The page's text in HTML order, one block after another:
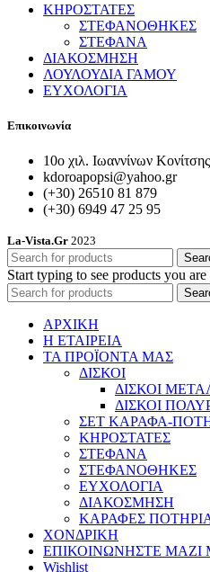
ΚΗΡΟΣΤΑΤΕΣ
ΣΤΕΦΑΝΟΘΗΚΕΣ
ΣΤΕΦΑΝΑ
ΔΙΑΚΟΣΜΗΣΗ
ΛΟΥΛΟΥΔΙΑ ΓΑΜΟΥ
ΕΥΧΟΛΟΓΙΑ
Επικοινωνία
10ο χιλ. Ιωαννίνων Κονίτσης
kdoroapopsi@yahoo.gr
(+30) 26510 81 879
(+30) 6949 47 25 95
La-Vista.Gr 2023
Start typing to see products you
ΑΡΧΙΚΗ
Η ΕΤΑΙΡΕΙΑ
ΤΑ ΠΡΟΪΟΝΤΑ ΜΑΣ
ΔΙΣΚΟΙ
ΔΙΣΚΟΙ
ΔΙΣΚΟΙ
ΣΕΤ ΚΑΡΑΦΑ-
ΚΗΡΟΣΤΑΤΕΣ
ΣΤΕΦΑΝΑ
ΣΤΕΦΑΝΟΘΗΚΕΣ
ΕΥΧΟΛΟΓΙΑ
ΔΙΑΚΟΣΜΗΣΗ
ΚΑΡΑΦΕΣ
ΧΟΝΔΡΙΚΗ
ΕΠΙΚΟΙΝΩΝΗΣΤΕ ΜΑΖΙ
Wishlist